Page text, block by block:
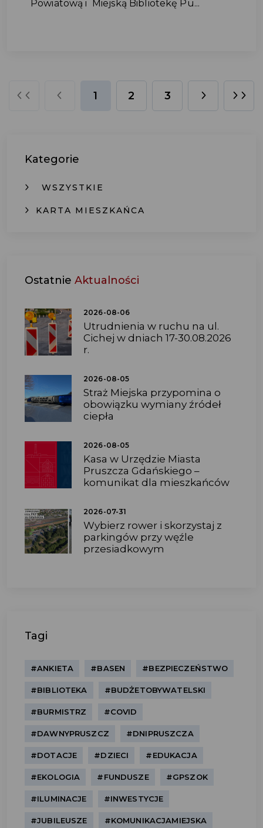
Powiatową i Miejską Bibliotekę Pu...
1 2 3
Kategorie
WSZYSTKIE
KARTA MIESZKAŃCA
Ostatnie Aktualności
2026-08-06
Utrudnienia w ruchu na ul.
Cichej w dniach 17-30.08.2026
r.
2026-08-05
Straż Miejska przypomina o
obowiązku wymiany źródeł
ciepła
2026-08-05
Kasa w Urzędzie Miasta
Pruszcza Gdańskiego –
komunikat dla mieszkańców
2026-07-31
Wybierz rower i skorzystaj z
parkingów przy węźle
przesiadkowym
Tagi
#ANKIETA #BASEN #BEZPIECZEŃSTWO
#BIBLIOTEKA #BUDŻETOBYWATELSKI
#BURMISTRZ #COVID
#DAWNYPRUSZCZ #DNIPRUSZCZA
#DOTACJE #DZIECI #EDUKACJA
#EKOLOGIA #FUNDUSZE #GPSZOK
#ILUMINACJE #INWESTYCJE
#JUBILEUSZE #KOMUNIKACJAMIEJSKA